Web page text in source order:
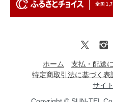
ホーム 支払・配送
特定商取引法に基づく表
サイ